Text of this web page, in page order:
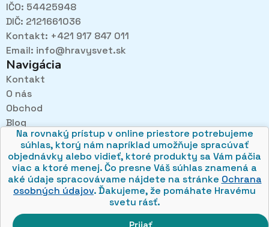
Pri návštevách kamenného obchodu pozorne
načúvame malým aj veľkým, aby sme zistili, čo sa Vám
v obchode páči najviac a mohli sa tak posúvať vpred.
Na rovnaký prístup v online priestore potrebujeme
súhlas, ktorý nám napríklad umožňuje spracúvať
objednávky alebo vidieť, ktoré produkty sa Vám páčia
viac a ktoré menej. Čo presne Váš súhlas znamená a
aké údaje spracovávame nájdete na stránke Ochrana
osobných údajov. Ďakujeme, že pomáhate Hravému
svetu rásť.
🍪
IČO: 54425948
DIČ: 2121661036
Kontakt: +421 917 847 011
Email: info@hravysvet.sk
Navigácia
Kontakt
O nás
Obchod
Blog
Obchodné podmienky
Ochrana osobných údajov
© 2026 hravysvet.sk